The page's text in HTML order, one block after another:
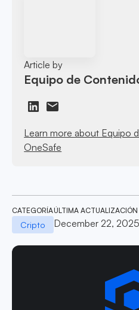
Article by
Equipo de
Learn more about Equipo
OneSafe
CATEGORÍA
Cripto
ÚLTIMA ACTUALIZACIÓN
December 22, 2025